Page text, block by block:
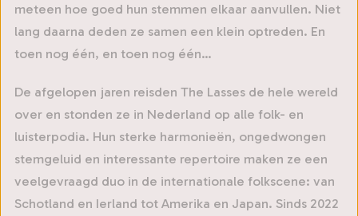
meteen hoe goed hun stemmen elkaar aanvullen. Niet
lang daarna deden ze samen een klein optreden. En
toen nog één, en toen nog één…
De afgelopen jaren reisden The Lasses de hele wereld
over en stonden ze in Nederland op alle folk- en
luisterpodia. Hun sterke harmonieën, ongedwongen
stemgeluid en interessante repertoire maken ze een
veelgevraagd duo in de internationale folkscene: van
Schotland en Ierland tot Amerika en Japan. Sinds 2022